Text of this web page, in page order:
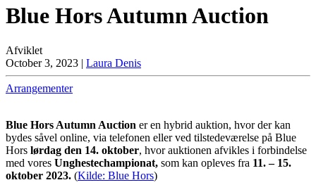
Blue Hors Autumn Auction
Afviklet
October 3, 2023 | Laura Denis
Arrangementer
Blue Hors Autumn Auction er en hybrid auktion, hvor der kan
bydes såvel online, via telefonen eller ved tilstedeværelse på Blue
Hors lørdag den 14. oktober, hvor auktionen afvikles i forbindelse
med vores Unghestechampionat, som kan opleves fra 11. – 15.
oktober 2023. (Kilde: Blue Hors)